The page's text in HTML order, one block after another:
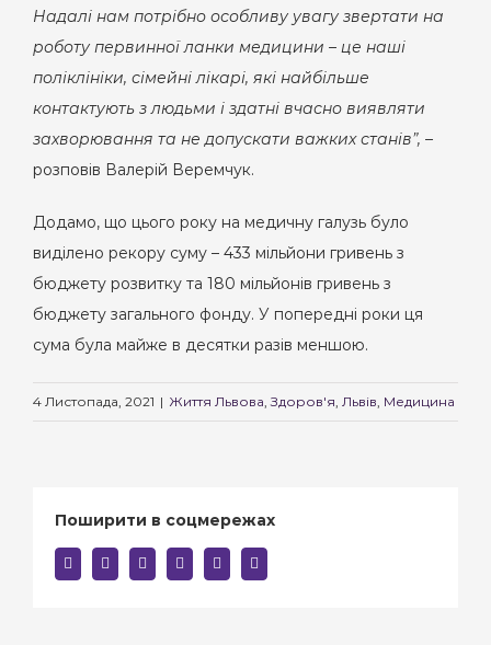
Надалі нам потрібно особливу увагу звертати на
роботу первинної ланки медицини – це наші
поліклініки, сімейні лікарі, які найбільше
контактують з людьми і здатні вчасно виявляти
захворювання та не допускати важких станів”, –
розповів Валерій Веремчук.
Додамо, що цього року на медичну галузь було
виділено рекору суму – 433 мільйони гривень з
бюджету розвитку та 180 мільйонів гривень з
бюджету загального фонду. У попередні роки ця
сума була майже в десятки разів меншою.
4 Листопада, 2021 | Життя Львова ,Здоров'я Львів Медицина
Поширити в соцмережах
facebooktwitter linkedin reddit whatsapp
mail: